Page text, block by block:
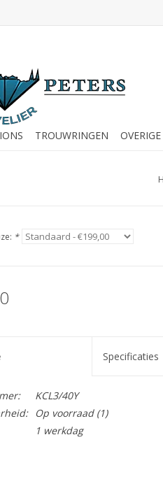
TROUWRINGEN OVERIGE
*
Specificaties
KCL3/40Y
Op voorraad(1)
1 werkdag